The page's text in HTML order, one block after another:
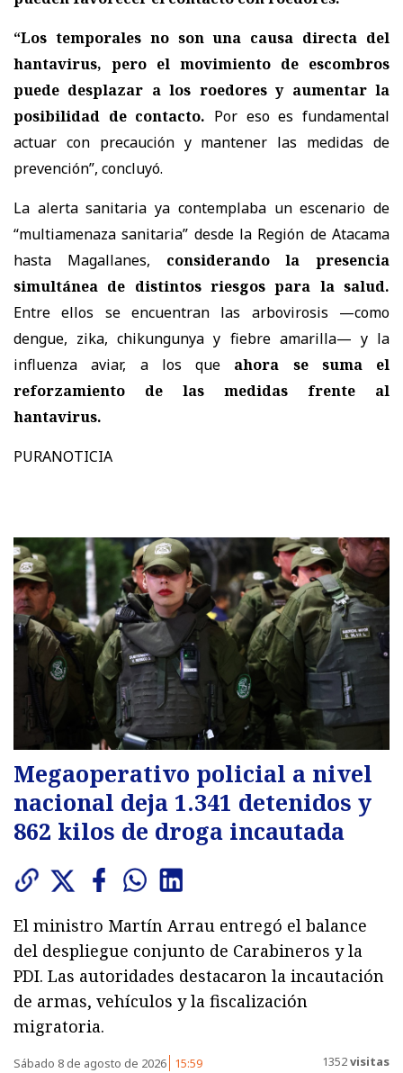
“Los temporales no son una causa directa del
hantavirus, pero el movimiento de escombros
puede desplazar a los roedores y aumentar la
posibilidad de contacto. Por eso es fundamental
actuar con precaución y mantener las medidas de
prevención”, concluyó.
La alerta sanitaria ya contemplaba un escenario de
“multiamenaza sanitaria” desde la Región de Atacama
hasta Magallanes, considerando la presencia
simultánea de distintos riesgos para la salud.
Entre ellos se encuentran las arbovirosis —como
dengue, zika, chikungunya y fiebre amarilla— y la
influenza aviar, a los que ahora se suma el
reforzamiento de las medidas frente al
hantavirus.
PURANOTICIA
Megaoperativo policial a nivel
nacional deja 1.341 detenidos y
862 kilos de droga incautada
El ministro Martín Arrau entregó el balance
del despliegue conjunto de Carabineros y la
PDI. Las autoridades destacaron la incautación
de armas, vehículos y la fiscalización
migratoria.
Sábado 8 de agosto de 2026 15:59 1352visitas